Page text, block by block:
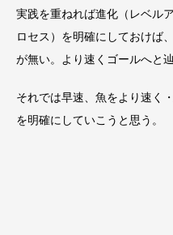
実践を重ねれば進化（レベル
ロセス）を明確にしておけば
が無い。より速くゴールへと
それでは早速、魚をより速く
を明確にしていこうと思う。